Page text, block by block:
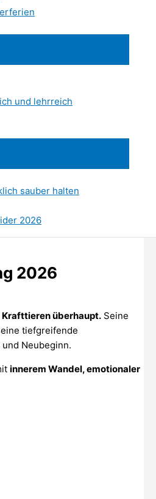
und lehrreich
sauber halten
2026
2026
überhaupt. Seine
tiefgreifende
Neubeginn.
innerem Wandel, emotionaler